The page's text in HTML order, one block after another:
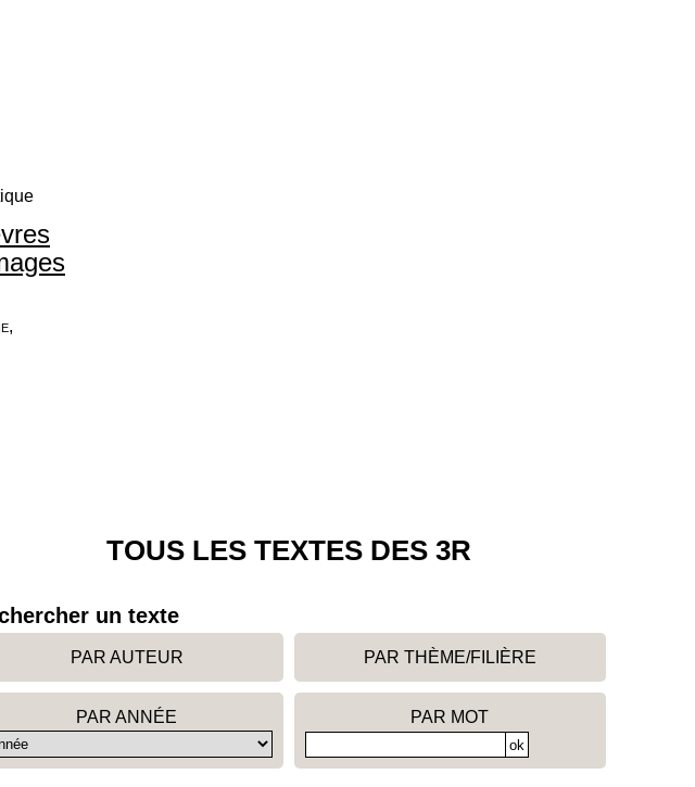
TOUS LES TEXTES DES 3R
un texte
PAR AUTEUR PAR THÈME/FILIÈRE
PAR ANNÉE PAR MOT